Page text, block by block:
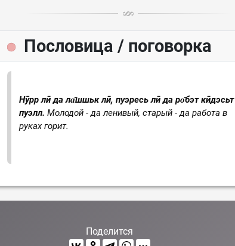
Пословица / поговорка
Нӯрр лӣ да ла̄шшьк лӣ, пуэресь лӣ да ро̄бэт кӣдэсьт
пуэлл. Молодой - да ленивый, старый - да работа в
руках горит.
Поделится